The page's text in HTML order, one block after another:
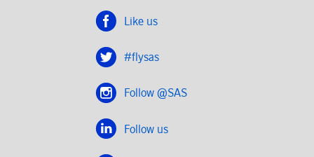
Like us
#flysas
Follow @SAS
Follow us